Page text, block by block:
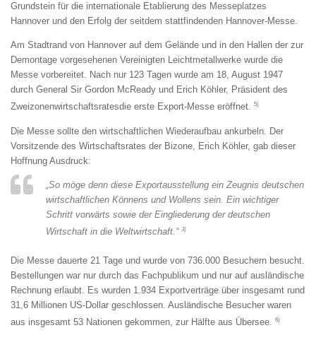
Grundstein für die internationale Etablierung des Messeplatzes
Hannover und den Erfolg der seitdem stattfindenden Hannover-Messe.
Am Stadtrand von Hannover auf dem Gelände und in den Hallen der zur
Demontage vorgesehenen Vereinigten Leichtmetallwerke wurde die
Messe vorbereitet. Nach nur 123 Tagen wurde am 18, August 1947
durch General Sir Gordon McReady und Erich Köhler, Präsident des
Zweizonenwirtschaftsratesdie erste Export-Messe eröffnet. 5)
Die Messe sollte den wirtschaftlichen Wiederaufbau ankurbeln. Der
Vorsitzende des Wirtschaftsrates der Bizone, Erich Köhler, gab dieser
Hoffnung Ausdruck:
„So möge denn diese Exportausstellung ein Zeugnis deutschen
wirtschaftlichen Könnens und Wollens sein. Ein wichtiger
Schritt vorwärts sowie der Eingliederung der deutschen
Wirtschaft in die Weltwirtschaft.“ 3)
Die Messe dauerte 21 Tage und wurde von 736.000 Besuchern besucht.
Bestellungen war nur durch das Fachpublikum und nur auf ausländische
Rechnung erlaubt. Es wurden 1.934 Exportverträge über insgesamt rund
31,6 Millionen US-Dollar geschlossen. Ausländische Besucher waren
aus insgesamt 53 Nationen gekommen, zur Hälfte aus Übersee. 6)